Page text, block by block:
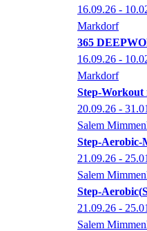
16.09.26 -
Markdorf
365
16.09.26 -
Markdorf
Step-Workout
20.09.26 -
Salem
Step-Aerobic-
21.09.26 -
Salem
Step-Aerobic
21.09.26 -
Salem